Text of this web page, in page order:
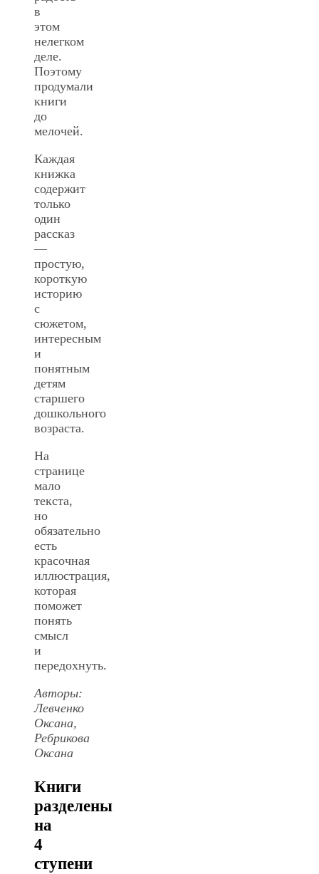
в
этом
нелегком
деле.
Поэтому
продумали
книги
до
мелочей.
Каждая
книжка
содержит
только
один
рассказ
—
простую,
короткую
историю
с
сюжетом,
интересным
и
понятным
детям
старшего
дошкольного
возраста.
На
странице
мало
текста,
но
обязательно
есть
красочная
иллюстрация,
которая
поможет
понять
смысл
и
передохнуть.
Авторы:
Левченко
Оксана,
Ребрикова
Оксана
Книги
разделены
на
4
ступени